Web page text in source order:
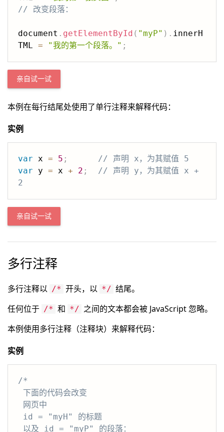
// 改变段落：
document . getElementById ( "myP" ) . innerH
TML = "我的第一个段落。" ;
亲自试一试
本例在每行结尾处使用了单行注释来解释代码：
实例
var x = 5 ;
// 声明 x，为其赋值 5
var y = x + 2 ;
// 声明 y，为其赋值 x +
2
亲自试一试
多行注释
多行注释以 /* 开头，以 */ 结尾。
任何位于 /* 和 */ 之间的文本都会被 JavaScript 忽略。
本例使用多行注释（注释块）来解释代码：
实例
/*